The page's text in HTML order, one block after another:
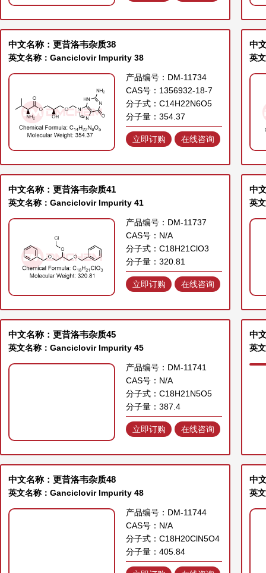
中文名称：更昔洛韦杂质38
英文名称：Ganciclovir Impurity 38
产品编号：DM-11734
CAS号：1356932-18-7
分子式：C14H22N6O5
分子量：354.37
立即订购 在线咨询
中
英
中文名称：更昔洛韦杂质41
英文名称：Ganciclovir Impurity 41
产品编号：DM-11737
CAS号：N/A
分子式：C18H21ClO3
分子量：320.81
立即订购 在线咨询
中
英
中文名称：更昔洛韦杂质45
英文名称：Ganciclovir Impurity 45
产品编号：DM-11741
CAS号：N/A
分子式：C18H21N5O5
分子量：387.4
立即订购 在线咨询
中
英
中文名称：更昔洛韦杂质48
英文名称：Ganciclovir Impurity 48
产品编号：DM-11744
CAS号：N/A
分子式：C18H20ClN5O4
分子量：405.84
中
英